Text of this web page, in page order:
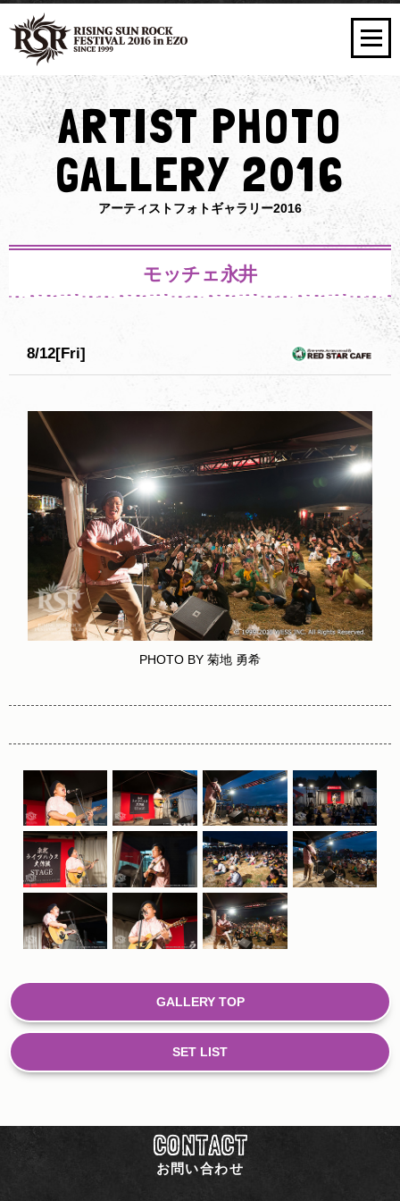
ARTIST PHOTO
GALLERY 2016
アーティストフォトギャラリー2016
モッチェ永井
8/12[Fri]
PHOTO BY 菊地 勇希
GALLERY TOP
SET LIST
CONTACT
お問い合わせ